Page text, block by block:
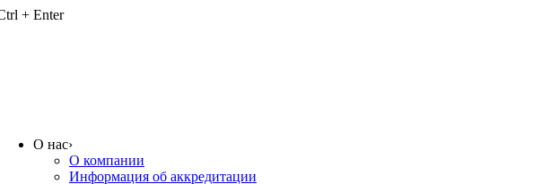
+ Enter
О нас›
О компании
Информация об аккредитации